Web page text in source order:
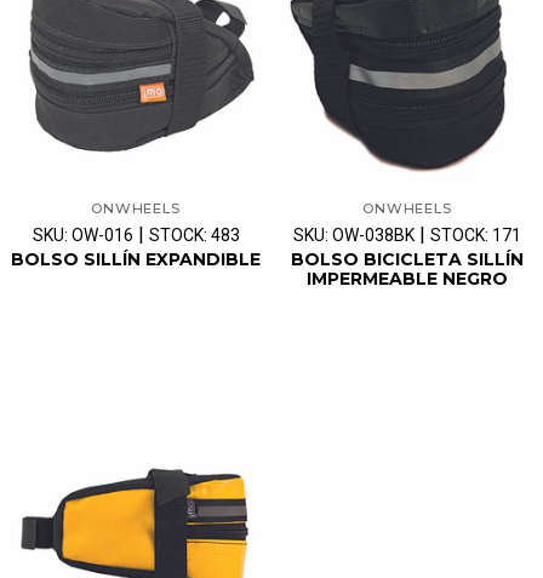
ONWHEELS
SKU: OW-016 | STOCK: 483
BOLSO SILLÍN EXPANDIBLE
ONWHEELS
SKU: OW-038BK| STOCK: 171
BOLSO BICICLETA SILLÍN
IMPERMEABLE NEGRO